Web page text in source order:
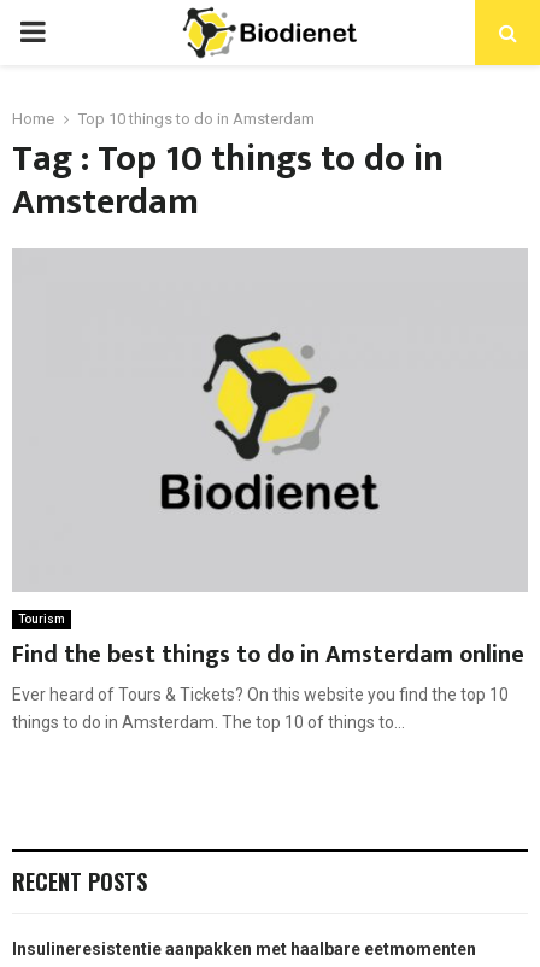
PRIMARY
Home Top 10 things to do in Amsterdam
Tag : Top 10 things to do in
Amsterdam
Tourism
Find the best things to do in Amsterdam online
Ever heard of Tours & Tickets? On this website you find the top 10
things to do in Amsterdam. The top 10 of things to...
RECENT POSTS
Insulineresistentie aanpakken met haalbare eetmomenten